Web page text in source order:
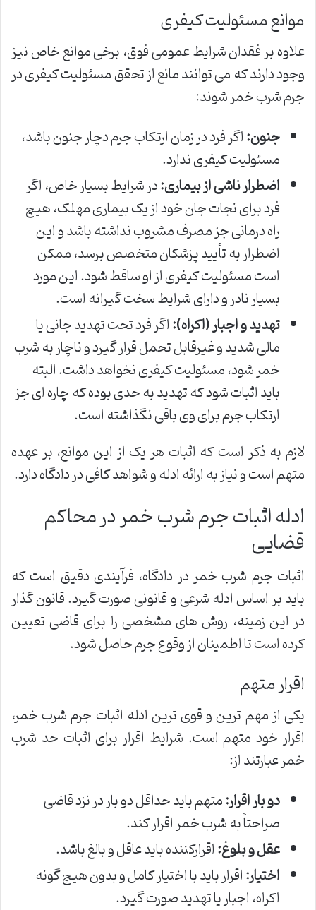
موانع مسئولیت کیفری
علاوه بر فقدان شرایط عمومی فوق، برخی موانع خاص نیز
وجود دارند که می توانند مانع از تحقق مسئولیت کیفری در
جرم شرب خمر شوند:
جنون:اگر فرد در زمان ارتکاب جرم دچار جنون باشد،
مسئولیت کیفری ندارد.
اضطرار ناشی از بیماری:در شرایط بسیار خاص، اگر
فرد برای نجات جان خود از یک بیماری مهلک، هیچ
راه درمانی جز مصرف مشروب نداشته باشد و این
اضطرار به تأیید پزشکان متخصص برسد، ممکن
است مسئولیت کیفری از او ساقط شود. این مورد
بسیار نادر و دارای شرایط سخت گیرانه است.
تهدید و اجبار (اکراه):اگر فرد تحت تهدید جانی یا
مالی شدید و غیرقابل تحمل قرار گیرد و ناچار به شرب
خمر شود، مسئولیت کیفری نخواهد داشت. البته
باید اثبات شود که تهدید به حدی بوده که چاره ای جز
ارتکاب جرم برای وی باقی نگذاشته است.
لازم به ذکر است که اثبات هر یک از این موانع، بر عهده
متهم است و نیاز به ارائه ادله و شواهد کافی در دادگاه دارد.
ادله اثبات جرم شرب خمر در محاکم
قضایی
اثبات جرم شرب خمر در دادگاه، فرآیندی دقیق است که
باید بر اساس ادله شرعی و قانونی صورت گیرد. قانون گذار
در این زمینه، روش های مشخصی را برای قاضی تعیین
کرده است تا اطمینان از وقوع جرم حاصل شود.
اقرار متهم
یکی از مهم ترین و قوی ترین ادله اثبات جرم شرب خمر،
اقرار خود متهم است. شرایط اقرار برای اثبات حد شرب
خمر عبارتند از:
دو بار اقرار:متهم باید حداقل دو بار در نزد قاضی
صراحتاً به شرب خمر اقرار کند.
عقل و بلوغ:اقرارکننده باید عاقل و بالغ باشد.
اختیار:اقرار باید با اختیار کامل و بدون هیچ گونه
اکراه، اجبار یا تهدید صورت گیرد.